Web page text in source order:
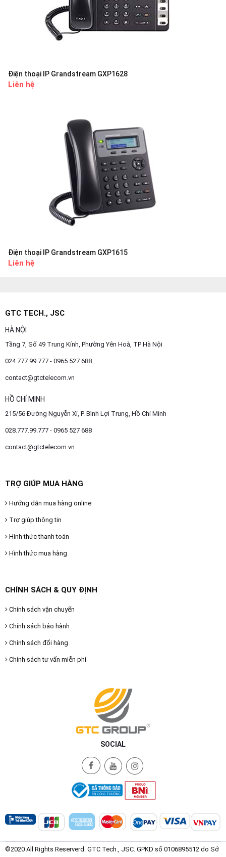
Điện thoại IP Grandstream GXP1628
Liên hệ
Điện thoại IP Grandstream GXP1615
Liên hệ
GTC TECH., JSC
HÀ NỘI
Tầng 7, Số 49 Trung Kính, Phường Yên Hoà, TP Hà Nội
024.777.99.777 - 0965 527 688
contact@gtctelecom.vn
HỒ CHÍ MINH
215/56 Đường Nguyễn Xí, P. Bình Lợi Trung, Hồ Chí Minh
028.777.99.777 - 0965 527 688
contact@gtctelecom.vn
TRỢ GIÚP MUA HÀNG
Hướng dẫn mua hàng online
Trợ giúp thông tin
Hình thức thanh toán
Hình thức mua hàng
CHÍNH SÁCH & QUY ĐỊNH
Chính sách vận chuyển
Chính sách bảo hành
Chính sách đổi hàng
Chính sách tư vấn miễn phí
SOCIAL
©2020 All Rights Reserverd. GTC Tech., JSC. GPKD số 0106895512 do Sở